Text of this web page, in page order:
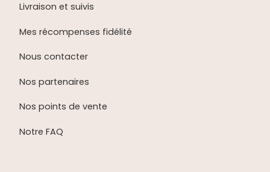
Livraison et suivis
Mes récompenses fidélité
Nous contacter
Nos partenaires
Nos points de vente
Notre FAQ